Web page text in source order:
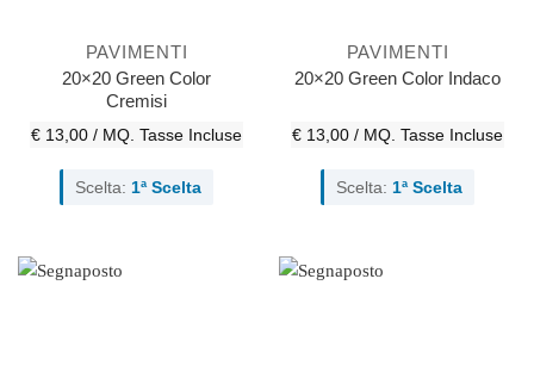
PAVIMENTI
20×20 Green Color
Cremisi
€ 13,00 / MQ. Tasse Incluse
Scelta: 1ª Scelta
PAVIMENTI
20×20 Green Color Indaco
€ 13,00 / MQ. Tasse Incluse
Scelta: 1ª Scelta